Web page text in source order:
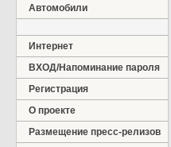
Автомобили
Интернет
ВХОД/Напоминание пароля
Регистрация
О проекте
Размещение пресс-релизов